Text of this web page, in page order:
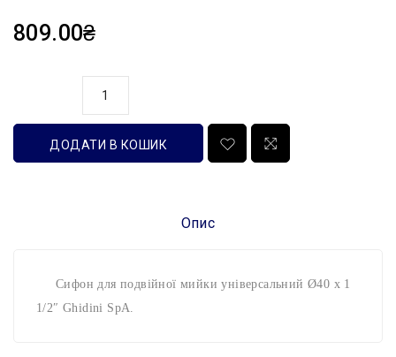
809.00₴
ДОДАТИ В КОШИК
Опис
Сифон для подвійної мийки універсальний Ø40 x 1
1/2″ Ghidini SpA.